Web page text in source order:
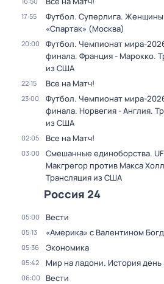
17:55
Футбол. Суперлига.
«Спартак» (Москва)
20:00
Футбол. Чемпионат мира-
финала. Франция - Марокко.
из США
22:15 Все на Матч!
23:00
Футбол. Чемпионат мира-
финала. Норвегия - Англия.
из США
02:05 Все на Матч!
03:00
Смешанные единоборства.
Макгрегор против Макса
Трансляция из США
Россия 24
05:00 Вести
05:13 «Америка» с Валентином
05:36 Экономика
05:42 Мир на ладони. История день
06:00 Вести